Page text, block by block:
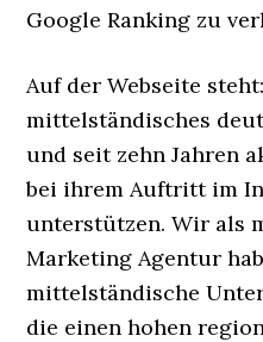
Google Ranking zu
Auf der Webseite
mittelständisches
und seit zehn Jahren
bei ihrem Auftritt im
unterstützen. Wir als
Marketing Agentur
mittelständische
die einen hohen